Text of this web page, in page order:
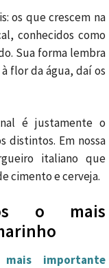
os que crescem na
conhecidos como
Sua forma lembra
flor da água, daí os
é justamente o
distintos. Em nossa
italiano que
cimento e cerveja.
o mais
importante